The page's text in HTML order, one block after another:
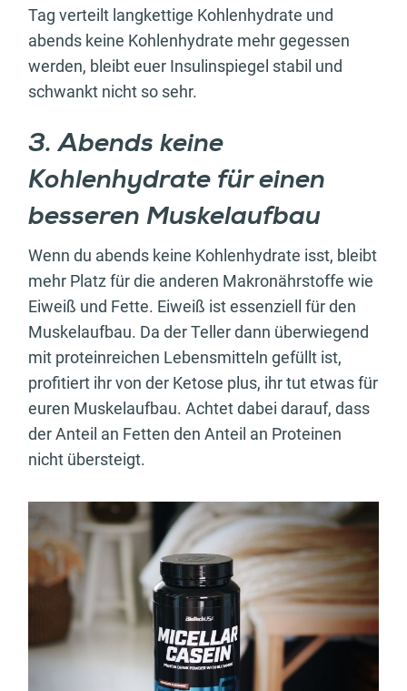
Tag verteilt langkettige Kohlenhydrate und
abends keine Kohlenhydrate mehr gegessen
werden, bleibt euer Insulinspiegel stabil und
schwankt nicht so sehr.
3. Abends keine
Kohlenhydrate für einen
besseren Muskelaufbau
Wenn du abends keine Kohlenhydrate isst, bleibt
mehr Platz für die anderen Makronährstoffe wie
Eiweiß und Fette. Eiweiß ist essenziell für den
Muskelaufbau. Da der Teller dann überwiegend
mit proteinreichen Lebensmitteln gefüllt ist,
profitiert ihr von der Ketose plus, ihr tut etwas für
euren Muskelaufbau. Achtet dabei darauf, dass
der Anteil an Fetten den Anteil an Proteinen
nicht übersteigt.